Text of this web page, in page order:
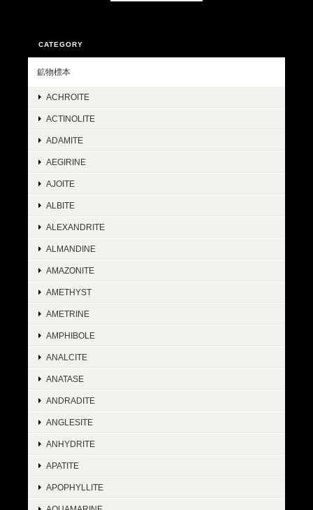
CATEGORY
鉱物標本
ACHROITE
ACTINOLITE
ADAMITE
AEGIRINE
AJOITE
ALBITE
ALEXANDRITE
ALMANDINE
AMAZONITE
AMETHYST
AMETRINE
AMPHIBOLE
ANALCITE
ANATASE
ANDRADITE
ANGLESITE
ANHYDRITE
APATITE
APOPHYLLITE